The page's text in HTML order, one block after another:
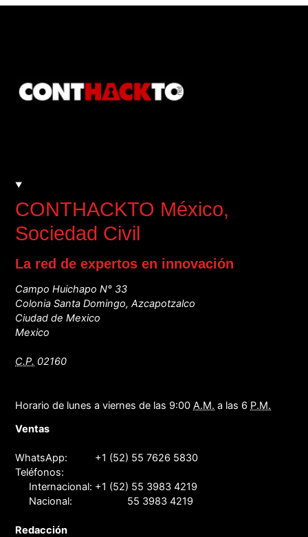
CONTHACKTO México,
Sociedad Civil
La red de expertos en innovación
Campo Huichapo N° 33
Colonia Santa Domingo, Azcapotzalco
Ciudad de Mexico
Mexico
C.P. 02160
Horario de lunes a viernes de las 9:00A.M. a las 6 P.M.
Ventas
WhatsApp: +1 (52) 55 7626 5830
Teléfonos:
Internacional: +1 (52) 55 3983 4219
Nacional: 55 3983 4219
Redacción